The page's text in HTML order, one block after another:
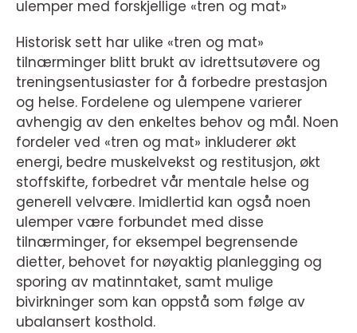
ulemper med forskjellige «tren og mat»
Historisk sett har ulike «tren og mat»
tilnærminger blitt brukt av idrettsutøvere og
treningsentusiaster for å forbedre prestasjon
og helse. Fordelene og ulempene varierer
avhengig av den enkeltes behov og mål. Noen
fordeler ved «tren og mat» inkluderer økt
energi, bedre muskelvekst og restitusjon, økt
stoffskifte, forbedret vår mentale helse og
generell velvære. Imidlertid kan også noen
ulemper være forbundet med disse
tilnærminger, for eksempel begrensende
dietter, behovet for nøyaktig planlegging og
sporing av matinntaket, samt mulige
bivirkninger som kan oppstå som følge av
ubalansert kosthold.